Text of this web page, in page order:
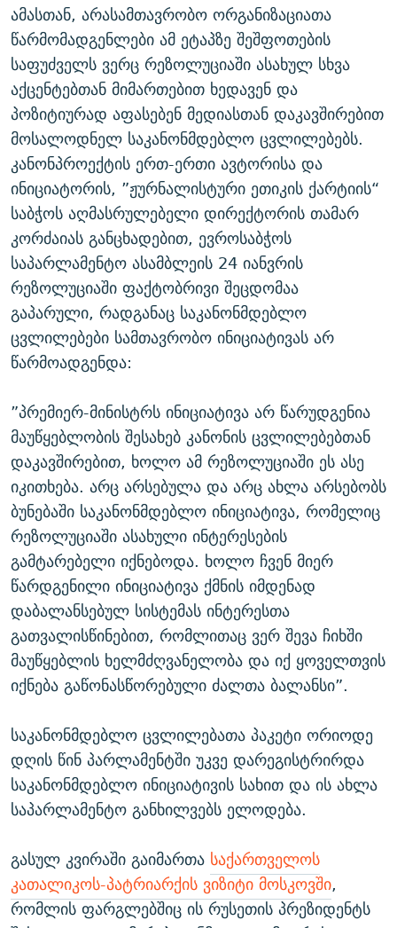
ამასთან, არასამთავრობო ორგანიზაციათა
წარმომადგენლები ამ ეტაპზე შეშფოთების
საფუძველს ვერც რეზოლუციაში ასახულ სხვა
აქცენტებთან მიმართებით ხედავენ და
პოზიტიურად აფასებენ მედიასთან დაკავშირებით
მოსალოდნელ საკანონმდებლო ცვლილებებს.
კანონპროექტის ერთ-ერთი ავტორისა და
ინიციატორის, ”ჟურნალისტური ეთიკის ქარტიის“
საბჭოს აღმასრულებელი დირექტორის თამარ
კორძაიას განცხადებით, ევროსაბჭოს
საპარლამენტო ასამბლეის 24 იანვრის
რეზოლუციაში ფაქტობრივი შეცდომაა
გაპარული, რადგანაც საკანონმდებლო
ცვლილებები სამთავრობო ინიციატივას არ
წარმოადგენდა:
”პრემიერ-მინისტრს ინიციატივა არ წარუდგენია
მაუწყებლობის შესახებ კანონის ცვლილებებთან
დაკავშირებით, ხოლო ამ რეზოლუციაში ეს ასე
იკითხება. არც არსებულა და არც ახლა არსებობს
ბუნებაში საკანონმდებლო ინიციატივა, რომელიც
რეზოლუციაში ასახული ინტერესების
გამტარებელი იქნებოდა. ხოლო ჩვენ მიერ
წარდგენილი ინიციატივა ქმნის იმდენად
დაბალანსებულ სისტემას ინტერესთა
გათვალისწინებით, რომლითაც ვერ შევა ჩიხში
მაუწყებლის ხელმძღვანელობა და იქ ყოველთვის
იქნება გაწონასწორებული ძალთა ბალანსი”.
საკანონმდებლო ცვლილებათა პაკეტი ორიოდე
დღის წინ პარლამენტში უკვე დარეგისტრირდა
საკანონმდებლო ინიციატივის სახით და ის ახლა
საპარლამენტო განხილვებს ელოდება.
გასულ კვირაში გაიმართა საქართველოს
კათალიკოს-პატრიარქის ვიზიტი მოსკოვში,
რომლის ფარგლებშიც ის რუსეთის პრეზიდენტს